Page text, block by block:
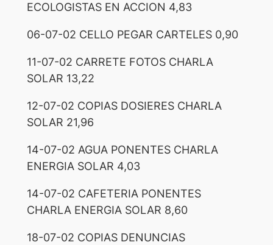
ECOLOGISTAS EN ACCION 4,83
06-07-02 CELLO PEGAR CARTELES 0,90
11-07-02 CARRETE FOTOS CHARLA
SOLAR 13,22
12-07-02 COPIAS DOSIERES CHARLA
SOLAR 21,96
14-07-02 AGUA PONENTES CHARLA
ENERGIA SOLAR 4,03
14-07-02 CAFETERIA PONENTES
CHARLA ENERGIA SOLAR 8,60
18-07-02 COPIAS DENUNCIAS